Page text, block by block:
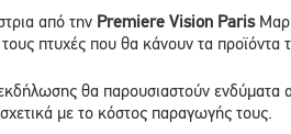
από την Premiere Vision Paris
πτυχές που θα κάνουν τα
εκδήλωσης θα παρουσιαστούν
με το κόστος παραγωγής τους.